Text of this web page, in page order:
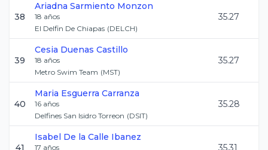
38
Ariadna Sarmiento Monzon
18 años
El Delfin De Chiapas (DELCH)
35.27
39
Cesia Duenas Castillo
18 años
Metro Swim Team (MST)
35.27
40
Maria Esguerra Carranza
16 años
Delfines San Isidro Torreon (DSIT)
35.28
41
Isabel De la Calle Ibanez
17 años
35.31